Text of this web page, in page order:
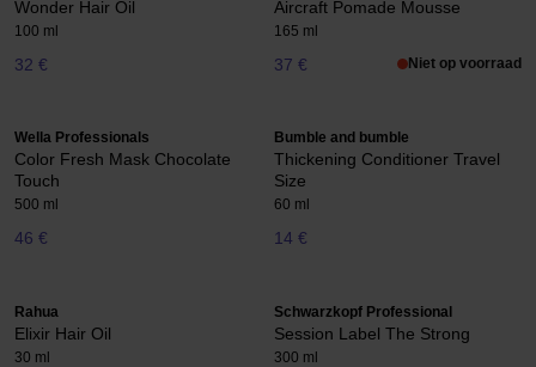
Wonder Hair Oil
100 ml
32 €
Aircraft Pomade Mousse
165 ml
37 € Niet op voorraad
Wella Professionals
Color Fresh Mask Chocolate
Touch
500 ml
46 €
Bumble and bumble
Thickening Conditioner Travel
Size
60 ml
14 €
Rahua
Elixir Hair Oil
30 ml
Schwarzkopf Professional
Session Label The Strong
300 ml